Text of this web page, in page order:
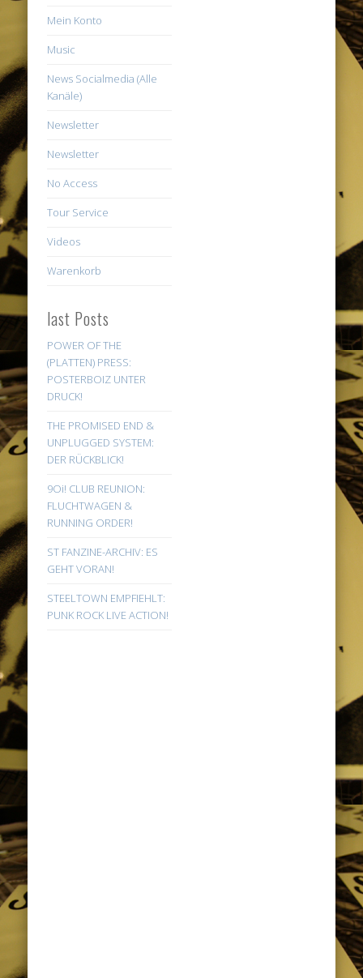
Mein Konto
Music
News Socialmedia (Alle
Kanäle)
Newsletter
Newsletter
No Access
Tour Service
Videos
Warenkorb
last Posts
POWER OF THE
(PLATTEN) PRESS:
POSTERBOIZ UNTER
DRUCK!
THE PROMISED END &
UNPLUGGED SYSTEM:
DER RÜCKBLICK!
9Oi! CLUB REUNION:
FLUCHTWAGEN &
RUNNING ORDER!
ST FANZINE-ARCHIV: ES
GEHT VORAN!
STEELTOWN EMPFIEHLT:
PUNK ROCK LIVE ACTION!